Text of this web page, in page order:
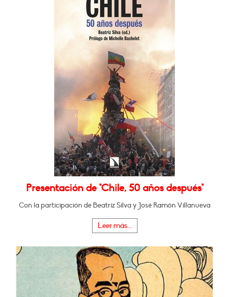
Presentación de "Chile, 50 años después"
Con la participación de Beatriz Silva y José Ramón Villanueva
Leer más...